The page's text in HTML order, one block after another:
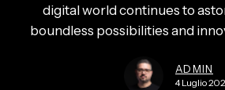
digital world continues to
boundless possibilities and
ADMIN
4 Luglio